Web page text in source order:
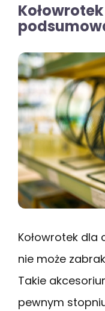
Kołowrotek dla
nie może
Takie
pewnym